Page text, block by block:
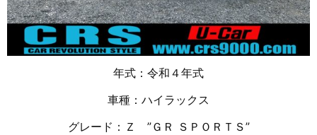
年式：令和４年式
車種：ハイラックス
グレード：Ｚ ”ＧＲ ＳＰＯＲＴＳ”